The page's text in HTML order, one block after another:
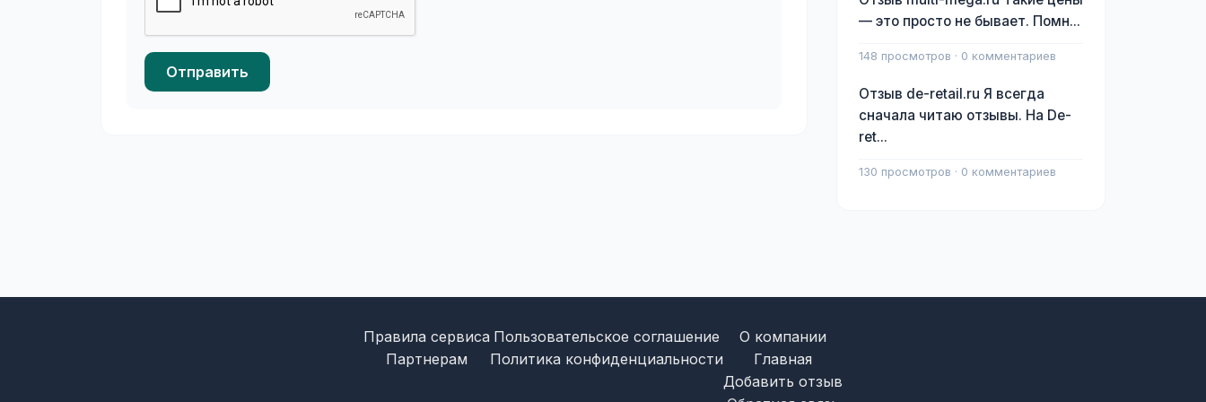
Отправить
— это просто не бывает. Помн...
148 просмотров · 0 комментариев
Отзыв de-retail.ru Я всегда
сначала читаю отзывы. На De-
ret...
130 просмотров · 0 комментариев
Правила сервиса
Партнерам
Пользовательское соглашение
Политика конфиденциальности
О компании
Главная
Добавить отзыв